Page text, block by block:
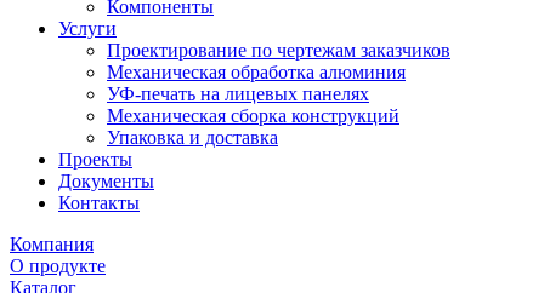
Компоненты
Услуги
Проектирование по чертежам заказчиков
Механическая обработка алюминия
УФ-печать на лицевых панелях
Механическая сборка конструкций
Упаковка и доставка
Проекты
Документы
Контакты
Компания
О продукте
Каталог